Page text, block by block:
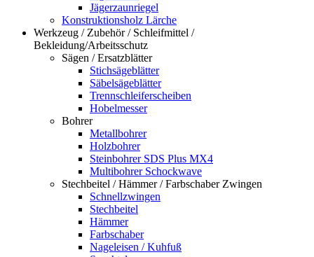
Jägerzaunriegel
Konstruktionsholz Lärche
Werkzeug / Zubehör / Schleifmittel /
Bekleidung/Arbeitsschutz
Sägen / Ersatzblätter
Stichsägeblätter
Säbelsägeblätter
Trennschleiferscheiben
Hobelmesser
Bohrer
Metallbohrer
Holzbohrer
Steinbohrer SDS Plus MX4
Multibohrer Schockwave
Stechbeitel / Hämmer / Farbschaber Zwingen
Schnellzwingen
Stechbeitel
Hämmer
Farbschaber
Nageleisen / Kuhfuß